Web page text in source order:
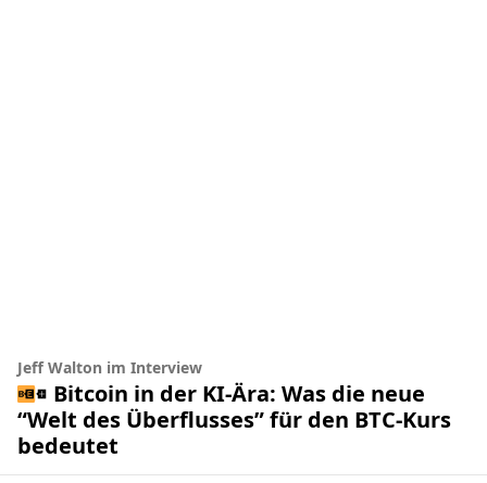
Jeff Walton im Interview
Bitcoin in der KI-Ära: Was die neue
“Welt des Überflusses” für den BTC-Kurs
bedeutet